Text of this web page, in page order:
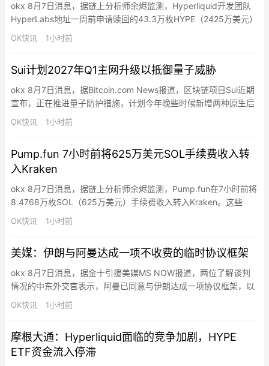
okx 8月7日消息，据链上分析师余烬监测，Hyperliquid开发团队
HyperLabs地址一周前申请赎回的43.3万枚HYPE（2425万美元）
于昨日凌晨到账，今日凌晨被分发至9个钱包。按此前解质押转出
记录，这些HYPE可能通过做市商Flowdesk流入中心化交易所。
OK快讯 1小时前
Sui计划2027年Q1主网升级以抵御量子威胁
okx 8月7日消息，据Bitcoin.com News报道，区块链项目Sui近期
宣布，正在推进量子防护措施，计划今年晚些时候新增两种原生后
量子签名方案。原生账户采用ML-DSA-65方案，高价值资产智能
合约保险库采用SLH-DSA-SHA2-128s哈希签名方案，均获美国
地址，通过新派生路径完成…
OK快讯 1小时前
Pump.fun 7小时前将625万美元SOL手续费收入转
入Kraken
okx 8月7日消息，据链上分析师余烬监测，Pump.fun在7小时前将
8.4768万枚SOL（625万美元）手续费收入转入Kraken。这些
SOL约为其过去19天手续费收入的50%，即在当前Meme交易冷清
的熊市环境下，其日均手续费收入仍有六七十万美元。
OK快讯 1小时前
美媒：伊朗与阿曼达成一项不收费的临时协议框架
okx 8月7日消息，据金十引援美媒MS NOW报道，两位了解谈判
情况的中东外交官表示，阿曼已同意与伊朗达成一项协议框架，以
暂时重新开放霍尔木兹海峡。一位伊朗政府官员称，该协议将通过
允许商船经由伊朗控制的航线进入波斯湾、再经由阿曼控制的航线
求安全通过水道的商船收取通行费。该提案是一项“临时协议”，将
为…
OK快讯 1小时前
摩根大通：Hyperliquid面临的竞争加剧，HYPE
ETF资金流入停滞